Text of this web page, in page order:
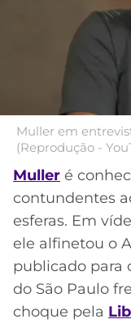
CÓDIGO
BETANO
APPS
DE
ONLINE
ONLINE
2026
PAULO
SANTOS
VASCO
GRÊMIO
COPA
DO
BRASIL
PREMIER
LEAGUE
COPA
SUL-
LIGA
DOS
LALIGA
PALPITES
Muller em
(Reprodução -
Muller é
contundentes
esferas. Em
ele alfinetou o
publicado para
do São Paulo
choque pela